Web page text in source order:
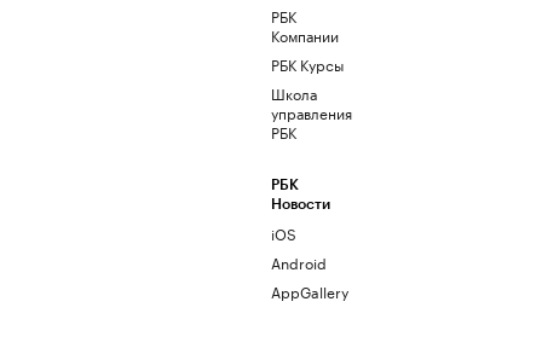
РБК
Компании
РБК Курсы
Школа
управления
РБК
РБК
Новости
iOS
Android
AppGallery